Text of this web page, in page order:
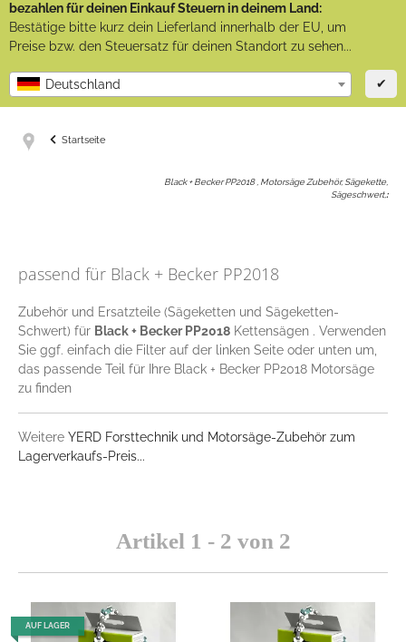
bezahlen für deinen Einkauf Steuern in deinem Land:
Bestätige bitte kurz dein Lieferland innerhalb der EU, um
Preise bzw. den Steuersatz für deinen Standort zu sehen...
Deutschland ✔
Startseite
Black + Becker PP2018 , Motorsäge Zubehör, Sägekette,
Sägeschwert,:
passend für Black + Becker PP2018
Zubehör und Ersatzteile (Sägeketten und Sägeketten-
Schwert) für Black + Becker PP2018 Kettensägen . Verwenden
Sie ggf. einfach die Filter auf der linken Seite oder unten um,
das passende Teil für Ihre Black + Becker PP2018 Motorsäge
zu finden
Weitere YERD Forsttechnik und Motorsäge-Zubehör zum
Lagerverkaufs-Preis...
Artikel 1 - 2 von 2
AUF LAGER